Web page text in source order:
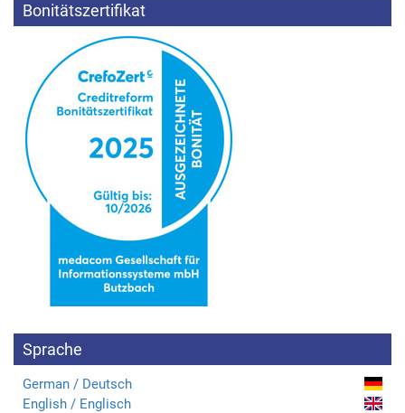
Bonitätszertifikat
Sprache
German / Deutsch
English / Englisch